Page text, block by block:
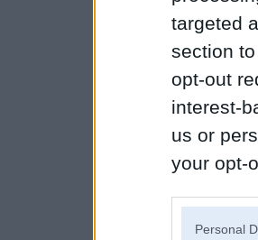
targeted
section
opt-out
interest-
us or
your opt-
Personal